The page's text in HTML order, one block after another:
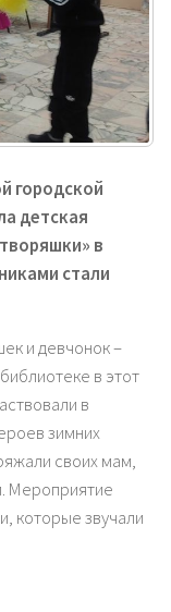
городской
детская
в
стали
и девчонок –
в этот
в
зимних
своих мам,
Мероприятие
которые звучали